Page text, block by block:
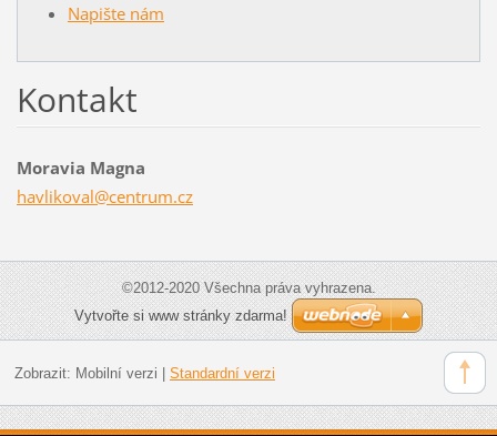
Napište nám
Kontakt
Moravia Magna
havlikoval@centrum.cz
©2012-2020 Všechna práva vyhrazena.
Vytvořte si www stránky zdarma!
Zobrazit: Mobilní verzi Standardní verzi